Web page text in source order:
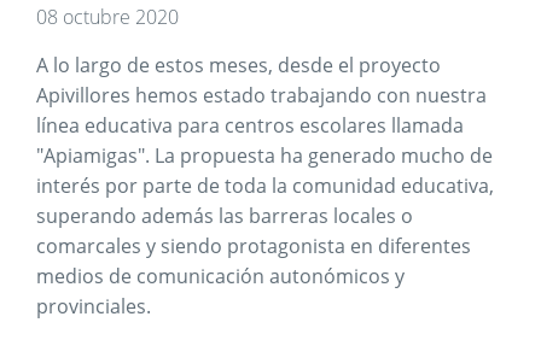
08 octubre 2020
A lo largo de estos meses, desde el proyecto
Apivillores hemos estado trabajando con nuestra
línea educativa para centros escolares llamada
"Apiamigas". La propuesta ha generado mucho de
interés por parte de toda la comunidad educativa,
superando además las barreras locales o
comarcales y siendo protagonista en diferentes
medios de comunicación autonómicos y
provinciales.